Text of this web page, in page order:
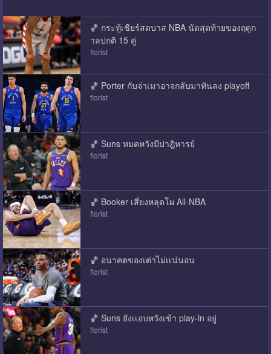
🏀 กระทู้เชียร์สดบาส NBA นัดสุดท้ายของฤดูก
าลปกติ 15 คู่
florist
🏀 Porter กับจ่าเมาอาจกลับมาทันลง playoff
florist
🏀 Suns หมดหวังมีปาฎิหารย์
florist
🏀 Booker เสี่ยงหลุดโผ All-NBA
florist
🏀 อนาคตของเต่าไม่เเน่นอน
florist
🏀 Suns ยังเเอบหวังเข้า play-in อยู่
florist